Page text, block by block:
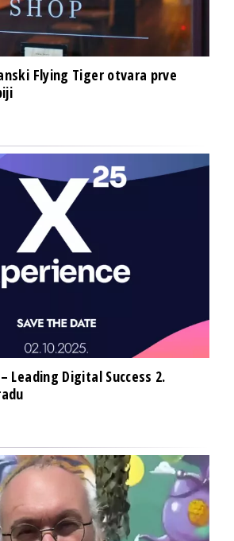
Flying Tiger otvara prve
– Leading Digital Success 2.